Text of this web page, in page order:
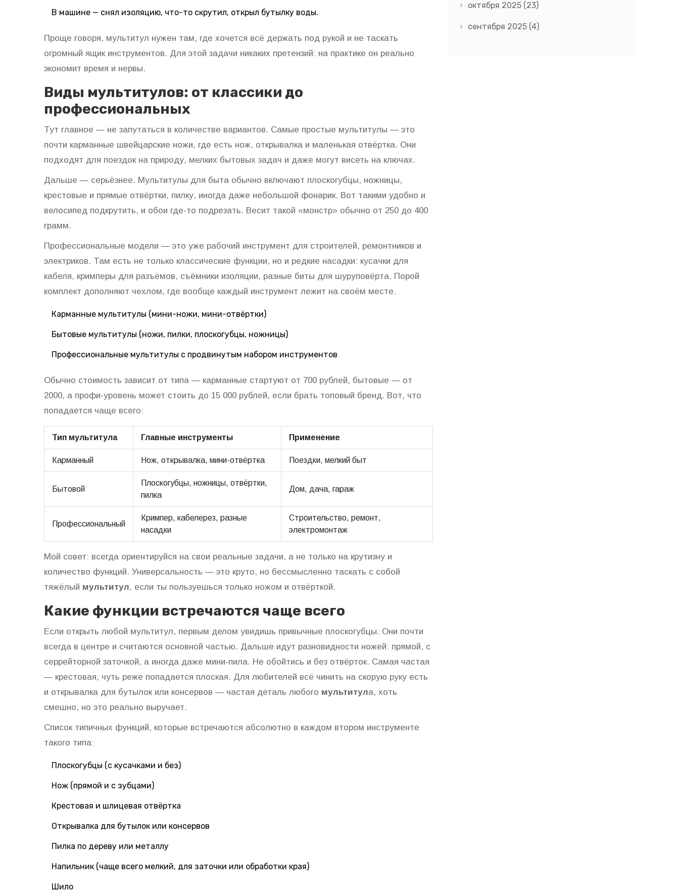
В машине — снял изоляцию, что-то скрутил, открыл бутылку воды.
Проще говоря, мультитул нужен там, где хочется всё держать под рукой и не таскать
огромный ящик инструментов. Для этой задачи никаких претензий: на практике он реально
экономит время и нервы.
Виды мультитулов: от классики до
профессиональных
Тут главное — не запутаться в количестве вариантов. Самые простые мультитулы — это
почти карманные швейцарские ножи, где есть нож, открывалка и маленькая отвёртка. Они
подходят для поездок на природу, мелких бытовых задач и даже могут висеть на ключах.
Дальше — серьёзнее. Мультитулы для быта обычно включают плоскогубцы, ножницы,
крестовые и прямые отвёртки, пилку, иногда даже небольшой фонарик. Вот такими удобно и
велосипед подкрутить, и обои где-то подрезать. Весит такой «монстр» обычно от 250 до 400
грамм.
Профессиональные модели — это уже рабочий инструмент для строителей, ремонтников и
электриков. Там есть не только классические функции, но и редкие насадки: кусачки для
кабеля, кримперы для разъёмов, съёмники изоляции, разные биты для шуруповёрта. Порой
комплект дополняют чехлом, где вообще каждый инструмент лежит на своём месте.
Карманные мультитулы (мини-ножи, мини-отвёртки)
Бытовые мультитулы (ножи, пилки, плоскогубцы, ножницы)
Профессиональные мультитулы с продвинутым набором инструментов
Обычно стоимость зависит от типа — карманные стартуют от 700 рублей, бытовые — от
2000, а профи-уровень может стоить до 15 000 рублей, если брать топовый бренд. Вот, что
попадается чаще всего:
Тип мультитула Главные инструменты Применение
Карманный Нож, открывалка, мини-отвёртка Поездки, мелкий быт
Бытовой
Плоскогубцы, ножницы, отвёртки,
пилка
Дом, дача, гараж
Профессиональный
Кримпер, кабелерез, разные
насадки
Строительство, ремонт,
электромонтаж
Мой совет: всегда ориентируйся на свои реальные задачи, а не только на крутизну и
количество функций. Универсальность — это круто, но бессмысленно таскать с собой
тяжёлый мультитул, если ты пользуешься только ножом и отвёрткой.
Какие функции встречаются чаще всего
Если открыть любой мультитул, первым делом увидишь привычные плоскогубцы. Они почти
всегда в центре и считаются основной частью. Дальше идут разновидности ножей: прямой, с
серрейторной заточкой, а иногда даже мини-пила. Не обойтись и без отвёрток. Самая частая
— крестовая, чуть реже попадается плоская. Для любителей всё чинить на скорую руку есть
и открывалка для бутылок или консервов — частая деталь любого мультитула, хоть
смешно, но это реально выручает.
Список типичных функций, которые встречаются абсолютно в каждом втором инструменте
такого типа:
Плоскогубцы (с кусачками и без)
Нож (прямой и с зубцами)
Крестовая и шлицевая отвёртка
Открывалка для бутылок или консервов
Пилка по дереву или металлу
Напильник (чаще всего мелкий, для заточки или обработки края)
Шило
октября 2025 (23)
сентября 2025 (4)